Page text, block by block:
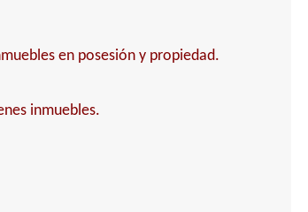
en posesión y propiedad.
inmuebles.